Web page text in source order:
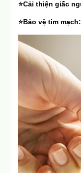
⭐Cải thiện giấc
⭐Bảo vệ tim mạch: